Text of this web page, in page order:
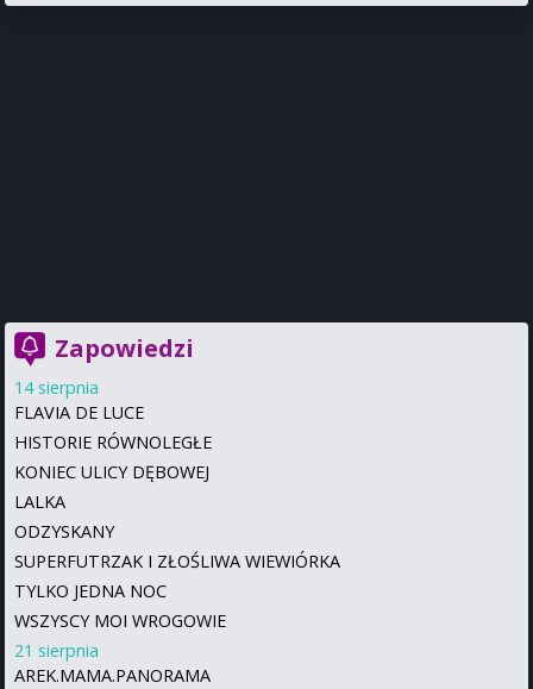
Zapowiedzi
14 sierpnia
FLAVIA DE LUCE
HISTORIE RÓWNOLEGŁE
KONIEC ULICY DĘBOWEJ
LALKA
ODZYSKANY
SUPERFUTRZAK I ZŁOŚLIWA WIEWIÓRKA
TYLKO JEDNA NOC
WSZYSCY MOI WROGOWIE
21 sierpnia
AREK.MAMA.PANORAMA